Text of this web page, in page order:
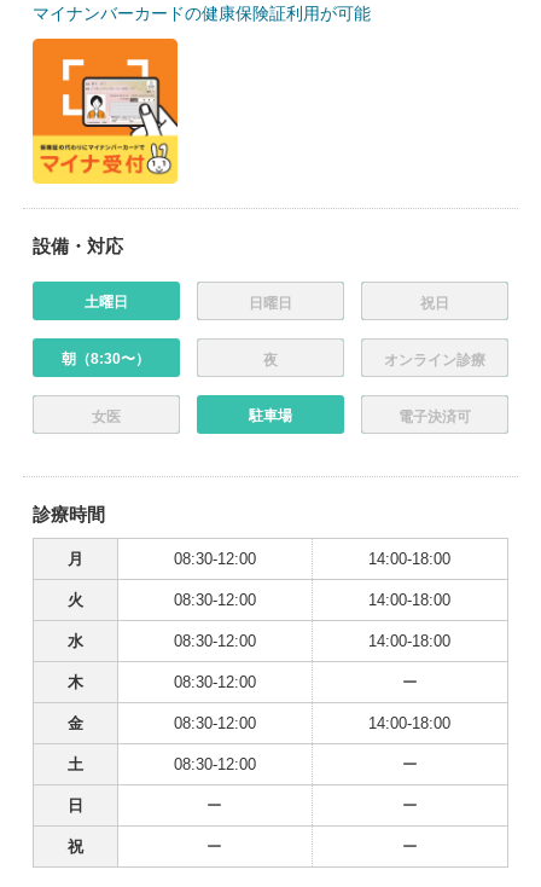
マイナンバーカードの健康保険証利用が可能
設備・対応
土曜日 日曜日 祝日
朝（8:30〜） 夜 オンライン診療
女医 駐車場 電子決済可
診療時間
月 08:30-12:00 14:00-18:00
火 08:30-12:00 14:00-18:00
水 08:30-12:00 14:00-18:00
木 08:30-12:00 ー
金 08:30-12:00 14:00-18:00
土 08:30-12:00 ー
日 ー ー
祝 ー ー